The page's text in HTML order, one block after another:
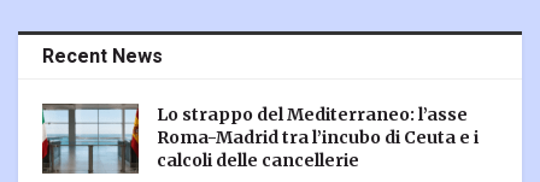
Recent News
Lo strappo del Mediterraneo: l’asse
Roma-Madrid tra l’incubo di Ceuta e i
calcoli delle cancellerie